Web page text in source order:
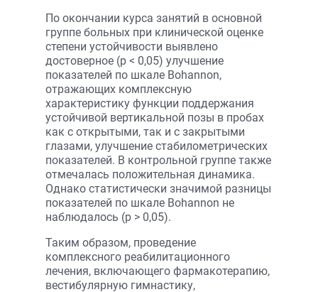
По окончании курса занятий в основной
группе больных при клинической оценке
степени устойчивости выявлено
достоверное (р < 0,05) улучшение
показателей по шкале Bohannon,
отражающих комплексную
характеристику функции поддержания
устойчивой вертикальной позы в пробах
как с открытыми, так и с закрытыми
глазами, улучшение стабилометрических
показателей. В контрольной группе также
отмечалась положительная динамика.
Однако статистически значимой разницы
показателей по шкале Bohannon не
наблюдалось (p > 0,05).
Таким образом, проведение
комплексного реабилитационного
лечения, включающего фармакотерапию,
вестибулярную гимнастику,